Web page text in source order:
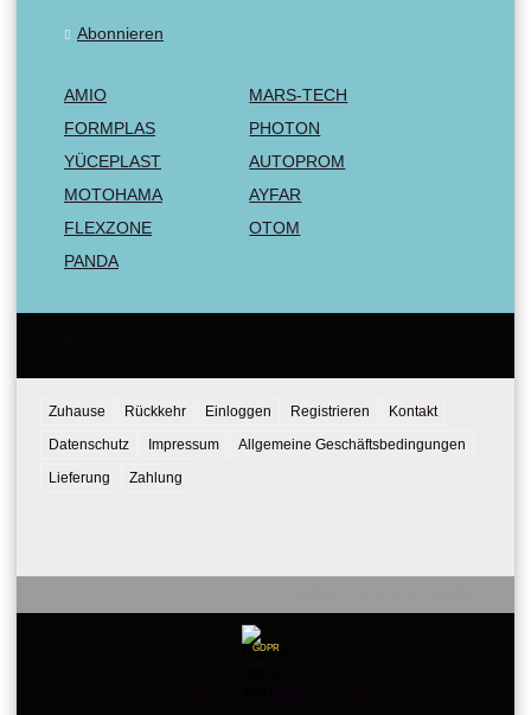
Abonnieren
AMIO
MARS-TECH
FORMPLAS
PHOTON
YÜCEPLAST
AUTOPROM
MOTOHAMA
AYFAR
FLEXZONE
OTOM
PANDA
Zuhause Rückkehr Einloggen Registrieren
Kontakt
Datenschutz
Impressum
Allgemeine Geschäftsbedingungen
Lieferung
Zahlung
GDPR